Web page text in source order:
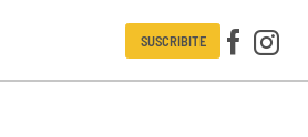
SUSCRIBITE